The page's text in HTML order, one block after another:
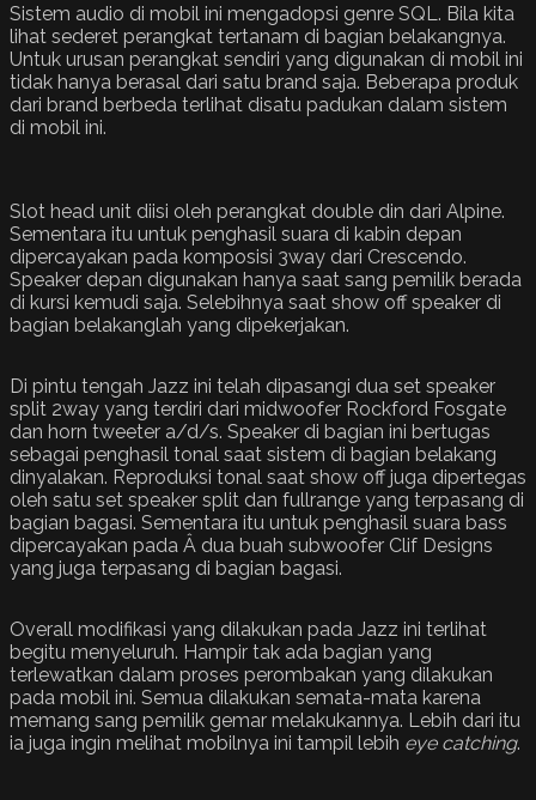
Sistem audio di mobil ini mengadopsi genre SQL. Bila kita
lihat sederet perangkat tertanam di bagian belakangnya.
Untuk urusan perangkat sendiri yang digunakan di mobil ini
tidak hanya berasal dari satu brand saja. Beberapa produk
dari brand berbeda terlihat disatu padukan dalam sistem
di mobil ini.
Slot head unit diisi oleh perangkat double din dari Alpine.
Sementara itu untuk penghasil suara di kabin depan
dipercayakan pada komposisi 3way dari Crescendo.
Speaker depan digunakan hanya saat sang pemilik berada
di kursi kemudi saja. Selebihnya saat show off speaker di
bagian belakanglah yang dipekerjakan.
Di pintu tengah Jazz ini telah dipasangi dua set speaker
split 2way yang terdiri dari midwoofer Rockford Fosgate
dan horn tweeter a/d/s. Speaker di bagian ini bertugas
sebagai penghasil tonal saat sistem di bagian belakang
dinyalakan. Reproduksi tonal saat show off juga dipertegas
oleh satu set speaker split dan fullrange yang terpasang di
bagian bagasi. Sementara itu untuk penghasil suara bass
dipercayakan pada Â dua buah subwoofer Clif Designs
yang juga terpasang di bagian bagasi.
Overall modifikasi yang dilakukan pada Jazz ini terlihat
begitu menyeluruh. Hampir tak ada bagian yang
terlewatkan dalam proses perombakan yang dilakukan
pada mobil ini. Semua dilakukan semata-mata karena
memang sang pemilik gemar melakukannya. Lebih dari itu
ia juga ingin melihat mobilnya ini tampil lebih eye catching.